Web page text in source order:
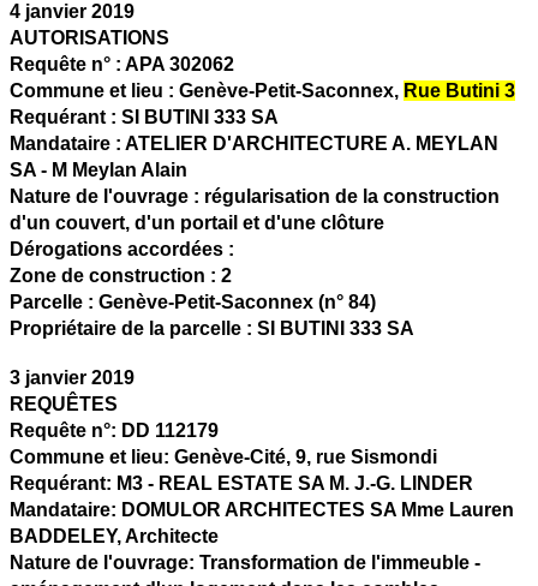
4 janvier 2019
AUTORISATIONS
Requête n° : APA 302062
Commune et lieu : Genève-Petit-Saconnex, Rue Butini 3
Requérant : SI BUTINI 333 SA
Mandataire : ATELIER D'ARCHITECTURE A. MEYLAN
SA - M Meylan Alain
Nature de l'ouvrage : régularisation de la construction
d'un couvert, d'un portail et d'une clôture
Dérogations accordées :
Zone de construction : 2
Parcelle : Genève-Petit-Saconnex (n° 84)
Propriétaire de la parcelle : SI BUTINI 333 SA
3 janvier 2019
REQUÊTES
Requête n°: DD 112179
Commune et lieu: Genève-Cité, 9, rue Sismondi
Requérant: M3 - REAL ESTATE SA M. J.-G. LINDER
Mandataire: DOMULOR ARCHITECTES SA Mme Lauren
BADDELEY, Architecte
Nature de l'ouvrage: Transformation de l'immeuble -